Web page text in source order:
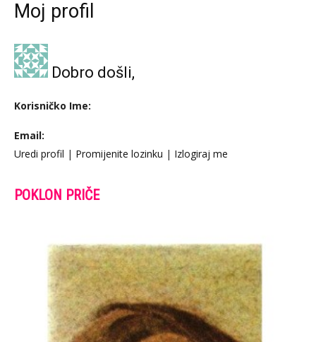
Moj profil
Dobro došli,
Korisničko Ime:
Email:
Uredi profil | Promijenite lozinku | Izlogiraj me
POKLON PRIČE